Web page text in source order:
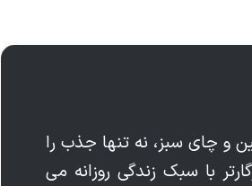
و چای سبز، نه تنها جذب را
با سبک زندگی روزانه می